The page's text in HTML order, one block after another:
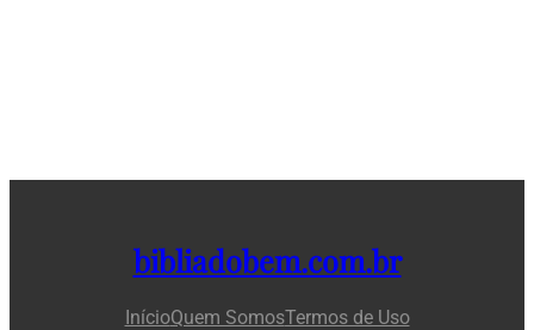
bibliadobem.com.br
InícioQuem SomosTermos de Uso